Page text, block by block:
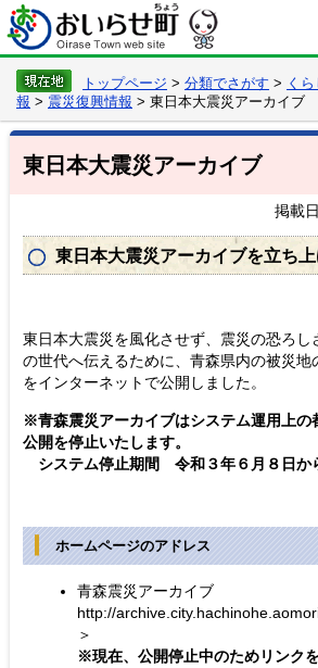
トップページ > 分類でさがす > く
報 > 震災復興情報 > 東日本大震災アーカイブ
東日本大震災アーカイブ
掲載
東日本大震災アーカイブを立ち
東日本大震災を風化させず、震災の恐ろし
の世代へ伝えるために、青森県内の被災地
をインターネットで公開しました。
※青森震災アーカイブはシステム運用上の
公開を停止いたします。
システム停止期間 令和３年６月８日か
ホームページのアドレス
青森震災アーカイブ
http://
＞
※現在、公開停止中のためリンク